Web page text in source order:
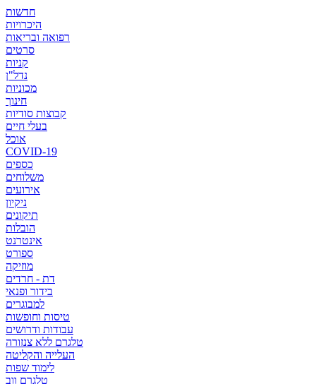
חדשות
היכרויות
רפואה ובריאות
סרטים
קניות
נדל"ן
מכוניות
חינוך
קבוצות סודיות
בעלי חיים
אוכל
COVID-19
כספים
משלוחים
אירועים
ניקיון
תיקונים
הובלות
אינטרנט
ספורט
מוזיקה
דת - חרדים
בידור ופנאי
למבוגרים
טיסות וחופשות
עבודות ודרושים
טלגרם ללא צנזורה
העלייה והקליטה
לימוד שפות
טלגרם ווב